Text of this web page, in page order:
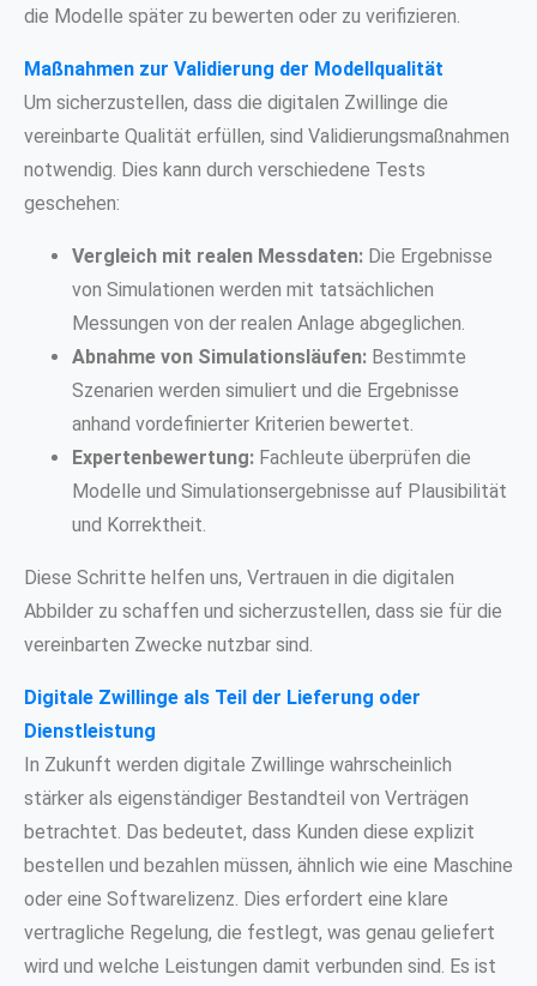
die Modelle später zu bewerten oder zu verifizieren.
Maßnahmen zur Validierung der Modellqualität
Um sicherzustellen, dass die digitalen Zwillinge die
vereinbarte Qualität erfüllen, sind Validierungsmaßnahmen
notwendig. Dies kann durch verschiedene Tests
geschehen:
Vergleich mit realen Messdaten: Die Ergebnisse
von Simulationen werden mit tatsächlichen
Messungen von der realen Anlage abgeglichen.
Abnahme von Simulationsläufen: Bestimmte
Szenarien werden simuliert und die Ergebnisse
anhand vordefinierter Kriterien bewertet.
Expertenbewertung: Fachleute überprüfen die
Modelle und Simulationsergebnisse auf Plausibilität
und Korrektheit.
Diese Schritte helfen uns, Vertrauen in die digitalen
Abbilder zu schaffen und sicherzustellen, dass sie für die
vereinbarten Zwecke nutzbar sind.
Digitale Zwillinge als Teil der Lieferung oder
Dienstleistung
In Zukunft werden digitale Zwillinge wahrscheinlich
stärker als eigenständiger Bestandteil von Verträgen
betrachtet. Das bedeutet, dass Kunden diese explizit
bestellen und bezahlen müssen, ähnlich wie eine Maschine
oder eine Softwarelizenz. Dies erfordert eine klare
vertragliche Regelung, die festlegt, was genau geliefert
wird und welche Leistungen damit verbunden sind. Es ist